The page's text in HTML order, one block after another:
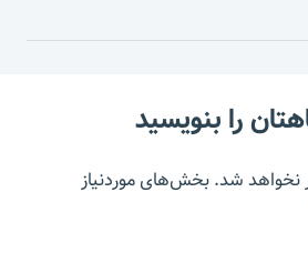
را بنویسید
نخواهد شد.بخش‌های موردنیاز